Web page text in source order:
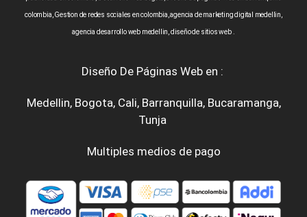
colombia, Gestion de redes sociales en colombia, agencia de marketing digital medellin,
agencia desarrollo web medellin, diseño de sitios web .
Diseño De Páginas Web en :
Medellin, Bogota, Cali, Barranquilla, Bucaramanga,
Tunja
Multiples medios de pago